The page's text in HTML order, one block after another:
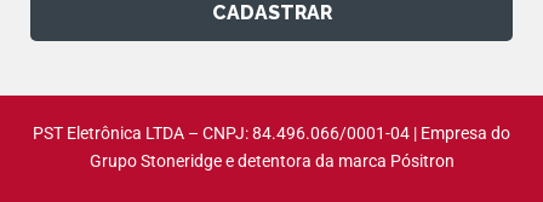
CADASTRAR
PST Eletrônica LTDA – CNPJ: 84.496.066/0001-04 | Empresa do
Grupo Stoneridge e detentora da marca Pósitron